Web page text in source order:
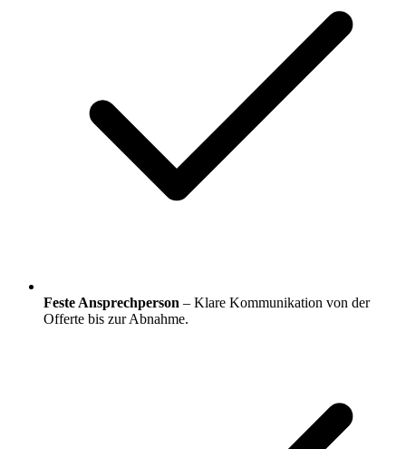
Feste Ansprechperson – Klare Kommunikation von der
Offerte bis zur Abnahme.